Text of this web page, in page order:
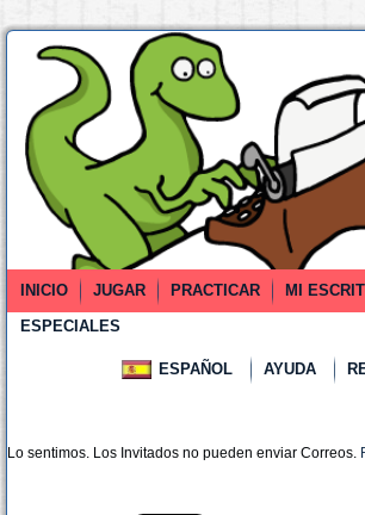
INICIO JUGAR PRACTICAR MI
ESPECIALES
ESPAÑOL AYUDA
Lo sentimos. Los Invitados no pueden enviar Correos.